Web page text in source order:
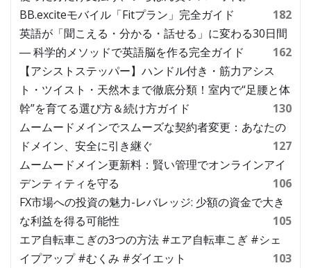
BB.exciteモバイル「Fitプラン」完全ガイド
182
英語が「聞こえる・分かる・話せる」に変わる30日間
― 科学的メソッドで英語脳を作る完全ガイド
162
【アシストステッパー】ハンドル付き・筋力アシス
ト・ツイスト・天然木まで徹底分類！室内で“足腰と体
幹”を育てる選び方＆続け方ガイド
130
ムームードメインでスムーズな契約者変更：あなたの
ドメイン、安全に引き継ぐ
127
ムームードメイン更新料：賢い管理でオンラインアイ
デンティティを守る
106
FX市場への投資の魅力-レバレッジ: 少額の資金で大き
な利益を得る可能性
105
エア自転車こぎの3つの方法 #エア自転車こぎ #シェ
イプアップ #むくみ #ダイエット
103